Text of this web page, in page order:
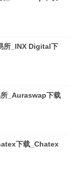
所_INX Digital下
_Auraswap下载
下载_Chatex